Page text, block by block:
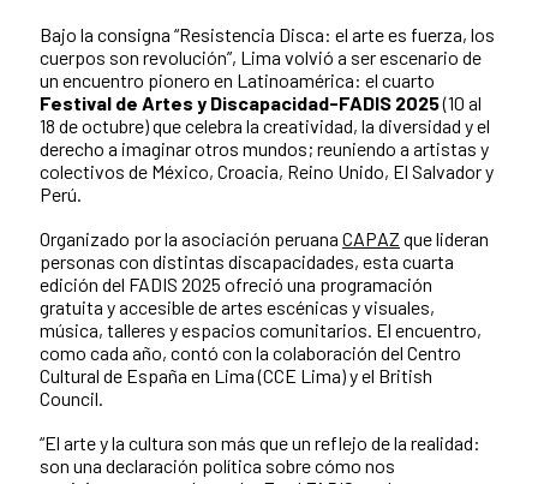
Bajo la consigna “Resistencia Disca: el arte es fuerza, los
cuerpos son revolución”, Lima volvió a ser escenario de
un encuentro pionero en Latinoamérica: el cuarto
Festival de Artes y Discapacidad-FADIS 2025(10 al
18 de octubre) que celebra la creatividad, la diversidad y el
derecho a imaginar otros mundos; reuniendo a artistas y
colectivos de México, Croacia, Reino Unido, El Salvador y
Perú.
Organizado por la asociación peruana CAPAZ que lideran
personas con distintas discapacidades, esta cuarta
edición del FADIS 2025 ofreció una programación
gratuita y accesible de artes escénicas y visuales,
música, talleres y espacios comunitarios. El encuentro,
como cada año, contó con la colaboración del Centro
Cultural de España en Lima (CCE Lima) y el British
Council.
“El arte y la cultura son más que un reflejo de la realidad:
son una declaración política sobre cómo nos